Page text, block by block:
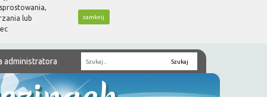
lub
zamknij
administratora
Fraza